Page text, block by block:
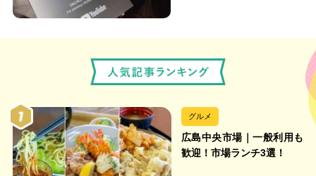
グルメ
広島中央市場｜一般利用も
歓迎！市場ランチ3選！